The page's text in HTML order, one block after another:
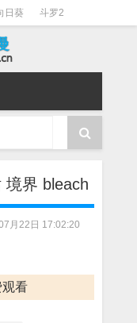
日葵 斗罗2
境界 bleach
月22日 17:02:20
观看